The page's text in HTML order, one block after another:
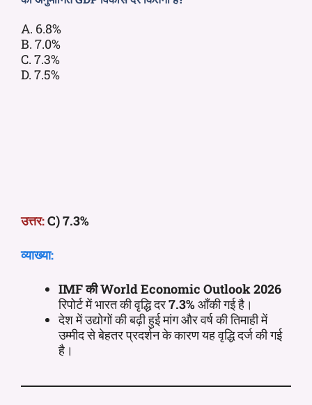
A. 6.8%
B. 7.0%
C. 7.3%
D. 7.5%
उत्तर:C) 7.3%
व्याख्या:
IMF की World Economic Outlook 2026
रिपोर्ट में भारत की वृद्धि दर7.3%आँकी गई है।
देश में उद्योगों की बढ़ी हुई मांग और वर्ष की तिमाही में
उम्मीद से बेहतर प्रदर्शन के कारण यह वृद्धि दर्ज की गई
है।